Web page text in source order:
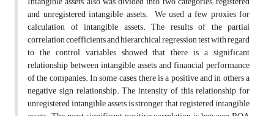
and unregistered intangible assets. We used a few proxies for
calculation of intangible assets. The results of the partial
correlation coefficients and hierarchical regression test with regard
to the control variables showed that there is a significant
relationship between intangible assets and financial performance
of the companies. In some cases, there is a positive and in others a
negative sign relationship. The intensity of this relationship for
unregistered intangible assets is stronger that registered intangible